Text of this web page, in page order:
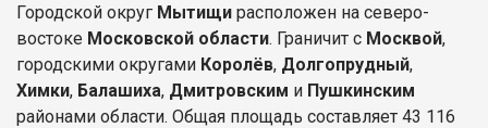
Городской округ Мытищи расположен на северо-
востоке Московской области. Граничит с Москвой,
городскими округами Королёв, Долгопрудный,
Химки, Балашиха, Дмитровским и Пушкинским
районами области. Общая площадь составляет 43 116